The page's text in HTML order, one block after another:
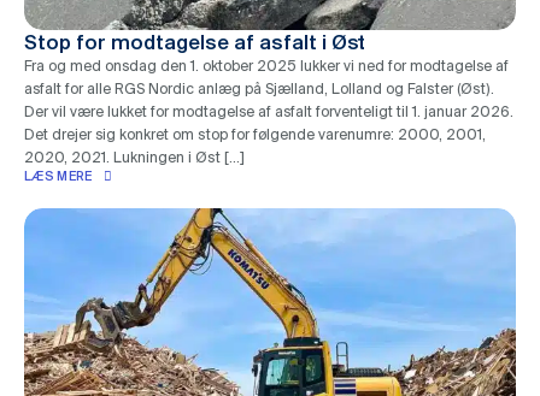
Stop for modtagelse af asfalt i Øst
Fra og med onsdag den 1. oktober 2025 lukker vi ned for modtagelse af
asfalt for alle RGS Nordic anlæg på Sjælland, Lolland og Falster (Øst).
Der vil være lukket for modtagelse af asfalt forventeligt til 1. januar 2026.
Det drejer sig konkret om stop for følgende varenumre: 2000, 2001,
2020, 2021. Lukningen i Øst […]
LÆS MERE